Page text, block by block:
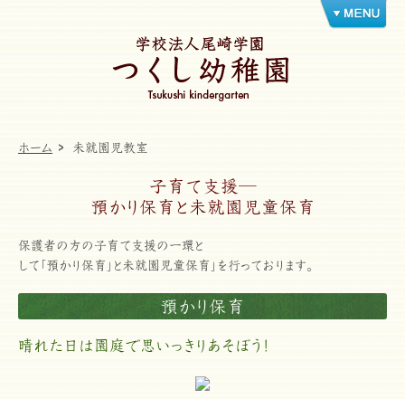
ホーム 未就園児教室
子育て支援─
預かり保育と未就園児童保育
保護者の方の子育て支援の一環と
して「預かり保育」と未就園児童保育」を行っております。
預かり保育
晴れた日は園庭で思いっきりあそぼう！